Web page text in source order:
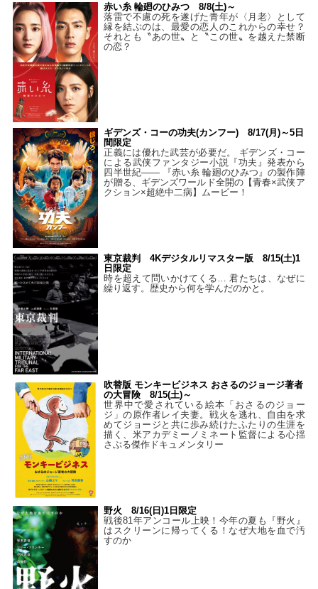
赤い糸 輪廻のひみつ 8/8(土)～
落雷で不慮の死を遂げた青年が〈月老〉として
縁を結ぶのは、最愛の恋人のこれからの幸せ？
それとも〝あの世〟と〝この世〟を越えた禁断
の恋？
ギデンズ・コーの功夫(カンフー) 8/17(月)～5日
間限定
正義には優れた武芸が必要だ。 ギデンズ・コー
による武侠ファンタジー小説『功夫』発表から
四半世紀―― 『赤い糸 輪廻のひみつ』の製作陣
が贈る、ギデンズワールド全開の【青春×武侠ア
クション×超絶中二病】ムービー！
東京裁判 4Kデジタルリマスター版 8/15(土)1
日限定
時を超えて問いかけてくる… 君たちは、なぜに
繰り返す。歴史から何を学んだのかと。
吹替版 モンキービジネス おさるのジョージ著者
の大冒険 8/15(土)～
世界中で愛されている絵本「おさるのジョー
ジ」の原作者レイ夫妻。戦火を逃れ、自由を求
めてジョージと共に歩み続けたふたりの生涯を
描く、米アカデミーノミネート監督による心揺
さぶる傑作ドキュメンタリー
野火 8/16(日)1日限定
戦後81年アンコール上映！今年の夏も『野火』
はスクリーンに帰ってくる！なぜ大地を血で汚
すのか